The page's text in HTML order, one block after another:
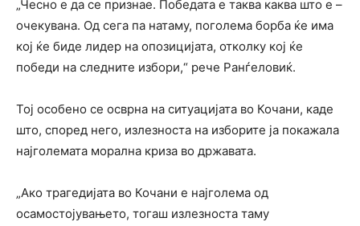
„Чесно е да се признае. Победата е таква каква што е –
очекувана. Од сега па натаму, поголема борба ќе има
кој ќе биде лидер на опозицијата, отколку кој ќе
победи на следните избори,“ рече Ранѓеловиќ.
Тој особено се осврна на ситуацијата во Кочани, каде
што, според него, излезноста на изборите ја покажала
најголемата морална криза во државата.
„Ако трагедијата во Кочани е најголема од
осамостојувањето, тогаш излезноста таму